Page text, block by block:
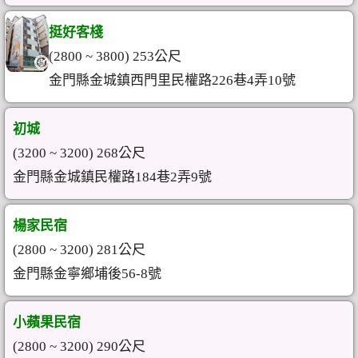
挺好客棧
(2800 ~ 3800) 253公尺
金門縣金城鎮西門里民權路226巷4弄10號
初城
(3200 ~ 3200) 268公尺
金門縣金城鎮民權路184巷2弄9號
楊家民宿
(2800 ~ 3200) 281公尺
金門縣金寧鄉埔後56-8號
小蘋果民宿
(2800 ~ 3200) 290公尺